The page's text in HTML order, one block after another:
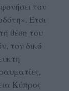
τον
Έτσι
θέση του
τον δικό
Κύπρος